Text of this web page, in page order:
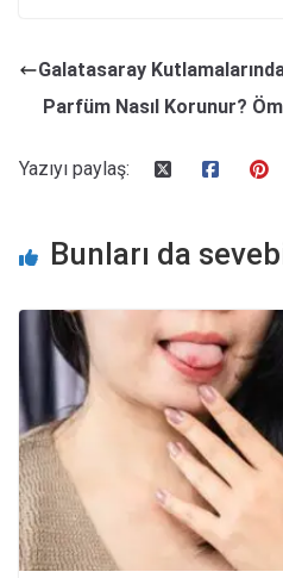
Galatasaray
Parfüm Nasıl Korunur?
Yazıyı paylaş:
Bunları da